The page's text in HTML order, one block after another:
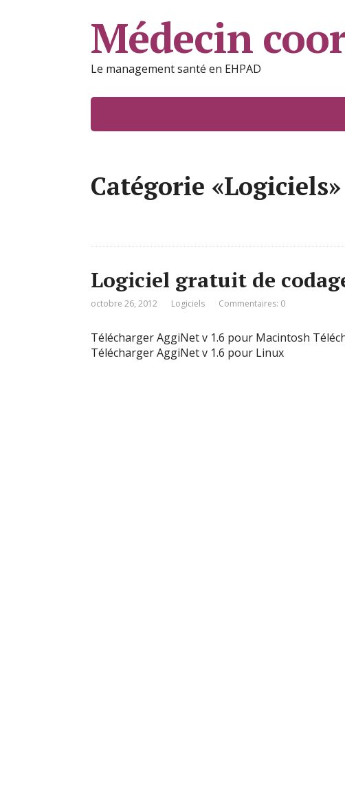
Médecin
Le management santé en EHPAD
Catégorie «Logiciels»
Logiciel gratuit de
octobre 26, 2012 Logiciels Commentaires: 0
Télécharger AggiNet v 1.6 pour Macintosh
Télécharger AggiNet v 1.6 pour Linux